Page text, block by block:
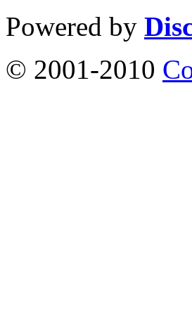
Powered by
© 2001-2010